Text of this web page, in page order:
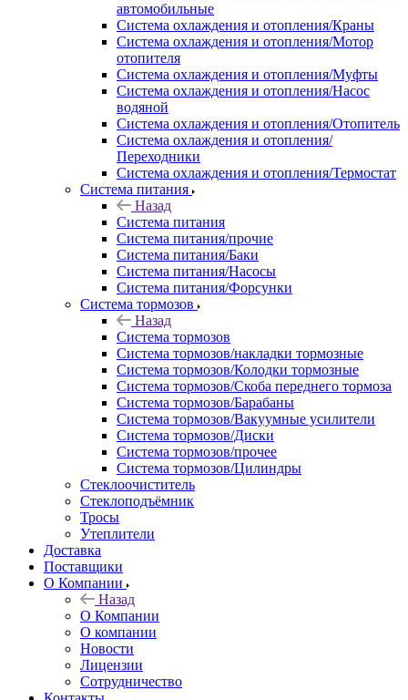
автомобильные
Система охлаждения и отопления/Краны
Система охлаждения и отопления/Мотор
отопителя
Система охлаждения и отопления/Муфты
Система охлаждения и отопления/Насос
водяной
Система охлаждения и отопления/Отопитель
Система охлаждения и отопления/
Переходники
Система охлаждения и отопления/Термостат
Система питания
Назад
Система питания
Система питания/прочие
Система питания/Баки
Система питания/Насосы
Система питания/Форсунки
Система тормозов
Назад
Система тормозов
Система тормозов/накладки тормозные
Система тормозов/Колодки тормозные
Система тормозов/Скоба переднего тормоза
Система тормозов/Барабаны
Система тормозов/Вакуумные усилители
Система тормозов/Диски
Система тормозов/прочее
Система тормозов/Цилиндры
Стеклоочиститель
Стеклоподъёмник
Тросы
Утеплители
Доставка
Поставщики
О Компании
Назад
О Компании
О компании
Новости
Лицензии
Сотрудничество